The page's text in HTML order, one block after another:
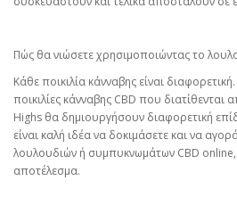
Πώς θα νιώσετε χρησιμοποιώντας το
Κάθε ποικιλία κάνναβης είναι
ποικιλίες κάνναβης CBD που
Highs θα δημιουργήσουν διαφορετική
είναι καλή ιδέα να δοκιμάσετε και να
λουλουδιών ή συμπυκνωμάτων CBD online,
αποτέλεσμα.